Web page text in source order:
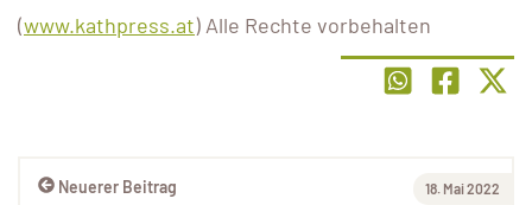
(www.kathpress.at) Alle Rechte vorbehalten
Neuerer Beitrag 18. Mai 2022